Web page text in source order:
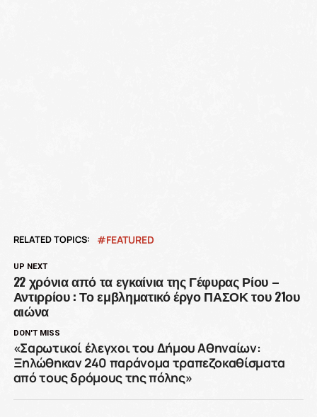
RELATED TOPICS: FEATURED
UP NEXT
22 χρόνια από τα εγκαίνια της Γέφυρας Ρίου –
Αντιρρίου : Το εμβληματικό έργο ΠΑΣΟΚ του 21ου
αιώνα
DON'T MISS
«Σαρωτικοί έλεγχοι του Δήμου Αθηναίων:
Ξηλώθηκαν 240 παράνομα τραπεζοκαθίσματα
από τους δρόμους της πόλης»